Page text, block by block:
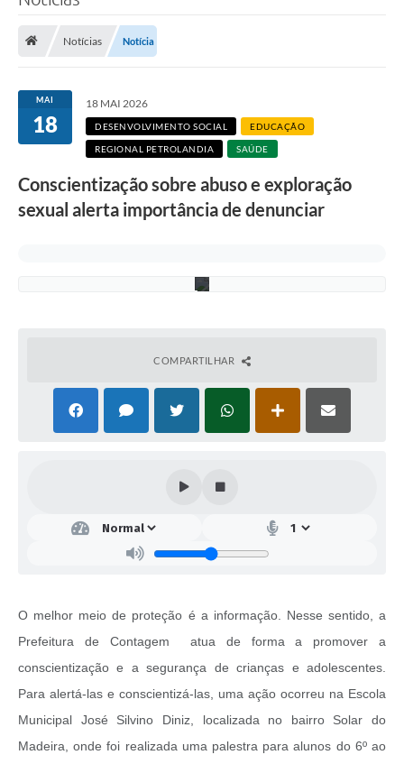
Notícias Notícia
MAI
18
18 MAI 2026
DESENVOLVIMENTO SOCIAL EDUCAÇÃO
REGIONAL PETROLANDIA SAÚDE
Conscientização sobre abuso e exploração
sexual alerta importância de denunciar
i
o
R
m
s
COMPARTILHAR
O melhor meio de proteção é a informação. Nesse sentido, a
Prefeitura de Contagem atua de forma a promover a
conscientização e a segurança de crianças e adolescentes.
Para alertá-las e conscientizá-las, uma ação ocorreu na Escola
Municipal José Silvino Diniz, localizada no bairro Solar do
Madeira, onde foi realizada uma palestra para alunos do 6º ao